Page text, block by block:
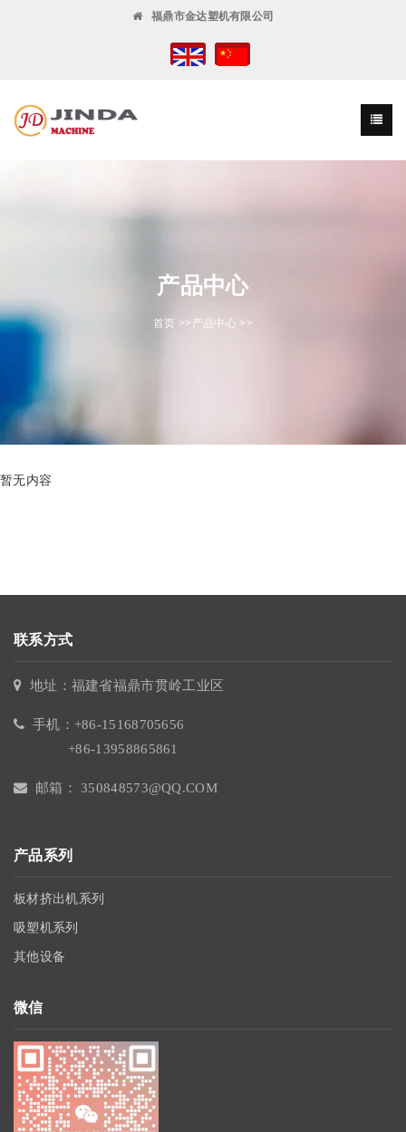
福鼎市金达塑机有限公司
产品中心
首页 >> 产品中心>>
暂无内容
联系方式
地址：福建省福鼎市贯岭工业区
手机：+86-15168705656
+86-13958865861
邮箱： 350848573@QQ.COM
产品系列
板材挤出机系列
吸塑机系列
其他设备
微信